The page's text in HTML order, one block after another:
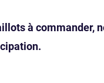
à commander,